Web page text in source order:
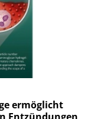
ermöglicht